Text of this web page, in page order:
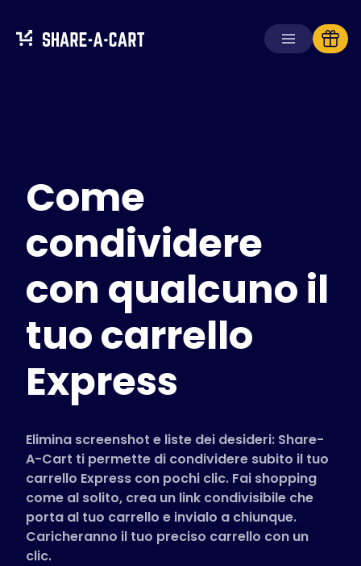
Per consumatori
Per scuole
Per aziende
Ottieni Plus+
Accedi
Negozi Supportati
Italiano (Italian)
Come
condividere
con qualcuno il
tuo carrello
Express
Elimina screenshot e liste dei desideri: Share-
A-Cart ti permette di condividere subito il tuo
carrello Express con pochi clic. Fai shopping
come al solito, crea un link condivisibile che
porta al tuo carrello e invialo a chiunque.
Caricheranno il tuo preciso carrello con un
clic.